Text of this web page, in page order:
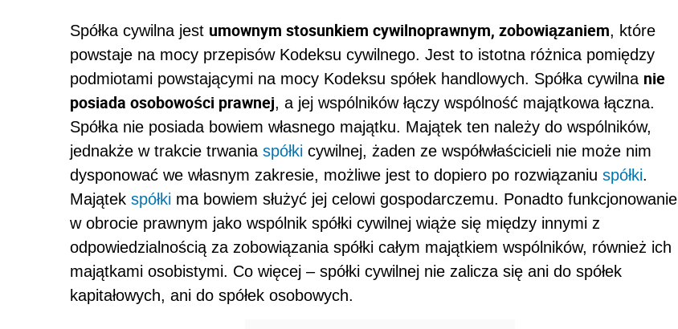
Spółka cywilna jest umownym stosunkiem cywilnoprawnym, zobowiązaniem, które
powstaje na mocy przepisów Kodeksu cywilnego. Jest to istotna różnica pomiędzy
podmiotami powstającymi na mocy Kodeksu spółek handlowych. Spółka cywilna nie
posiada osobowości prawnej, a jej wspólników łączy wspólność majątkowa łączna.
Spółka nie posiada bowiem własnego majątku. Majątek ten należy do wspólników,
jednakże w trakcie trwania spółki cywilnej, żaden ze współwłaścicieli nie może nim
dysponować we własnym zakresie, możliwe jest to dopiero po rozwiązaniu spółki.
Majątek spółki ma bowiem służyć jej celowi gospodarczemu. Ponadto funkcjonowanie
w obrocie prawnym jako wspólnik spółki cywilnej wiąże się między innymi z
odpowiedzialnością za zobowiązania spółki całym majątkiem wspólników, również ich
majątkami osobistymi. Co więcej – spółki cywilnej nie zalicza się ani do spółek
kapitałowych, ani do spółek osobowych.